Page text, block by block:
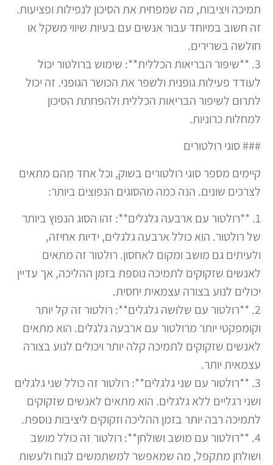
תמיכה ויציבות, מה שמפחית את הסיכון לנפילות ופציעות.
זה חשוב במיוחד עבור אנשים עם בעיות שיווי משקל או
חולשה בשרירים.
3. **שיפור הבריאות הכללית**: שימוש ברולטור יכול
לעודד פעילות גופנית ולשפר את הכושר הגופני. זה יכול
לתרום לשיפור הבריאות הכללית ולהפחתת הסיכון
למחלות כרוניות.
### סוגי רולטורים
קיימים מספר סוגי רולטורים בשוק, וכל אחד מהם מתאים
לצרכים שונים. הנה כמה מהסוגים הנפוצים ביותר:
1. **רולטור עם ארבעה גלגלים**: זהו הסוג הנפוץ ביותר
של רולטור. הוא כולל ארבעה גלגלים, ידיות אחיזה,
ולעיתים גם מושב ומקום לאחסון. רולטור זה מתאים
לאנשים שזקוקים לתמיכה נוספת בזמן ההליכה, אך עדיין
יכולים לנוע בצורה עצמאית יחסית.
2. **רולטור עם שלושה גלגלים**: רולטור זה קל יותר
וקומפקטי יותר מרולטור עם ארבעה גלגלים. הוא מתאים
לאנשים שזקוקים לתמיכה קלה יותר ויכולים לנוע בצורה
עצמאית יותר.
3. **רולטור עם שני גלגלים**: רולטור זה כולל שני גלגלים
ושני רגליים ללא גלגלים. הוא מתאים לאנשים שזקוקים
לתמיכה רבה יותר בזמן ההליכה וזקוקים ליציבות נוספת.
4. **רולטור עם מושב ושולחן**: רולטור זה כולל מושב
ושולחן מתקפל, מה שמאפשר למשתמשים לנוח ולעשות